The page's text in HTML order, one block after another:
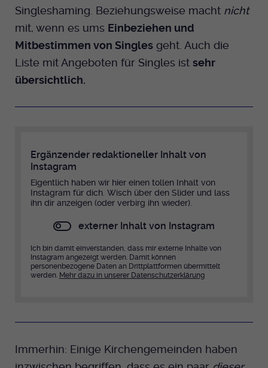
Singleshaming. Beziehungsweise macht nicht
mit, wenn es ums Einbeziehen und
Mitbestimmen von Singles geht. Auch die
Liste mit Angeboten für Singles ist sehr
übersichtlich.
Ergänzender redaktioneller Inhalt von
Instagram
Eigentlich haben wir hier einen tollen Inhalt von
Instagram für dich. Wisch über den Slider und lass
ihn dir anzeigen (oder verbirg ihn wieder).
externer Inhalt von Instagram
Ich bin damit einverstanden, dass mir externe Inhalte von
Instagram angezeigt werden. Damit können
personenbezogene Daten an Drittplattformen übermittelt
werden. Mehr dazu in unserer Datenschutzerklärung
Immerhin: Einige Kirchengemeinden haben